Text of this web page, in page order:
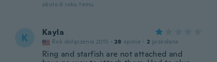
około 6 roku temu
K Kayla
Rok dołączenia 2015 · 28 opinie · 2 przesłane
Ring and starfish are not attached and